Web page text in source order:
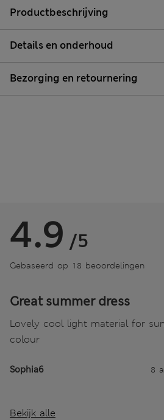
Productbeschrijving
Details en onderhoud
Bezorging en retournering
4.9 /5
Gebaseerd op 18 beoordelingen
Great summer dress
Lovely cool light material for
colour
Sophia6 8
Bekijk alle